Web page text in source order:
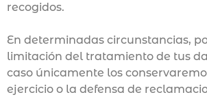
recogidos.
En determinadas circunstancias,
limitación del tratamiento de tus
caso únicamente los
ejercicio o la defensa de